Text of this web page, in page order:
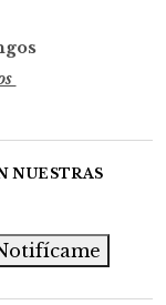
NUESTRAS